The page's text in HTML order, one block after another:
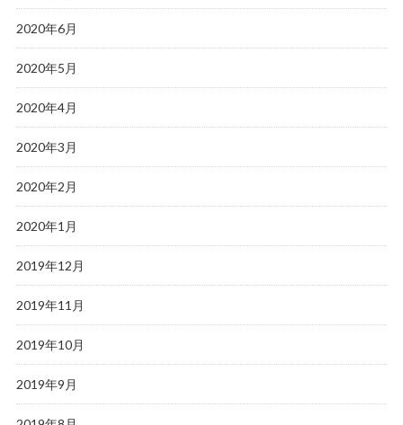
2020年6月
2020年5月
2020年4月
2020年3月
2020年2月
2020年1月
2019年12月
2019年11月
2019年10月
2019年9月